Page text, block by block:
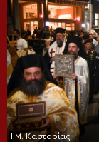
Ι.Μ. Καστορίας